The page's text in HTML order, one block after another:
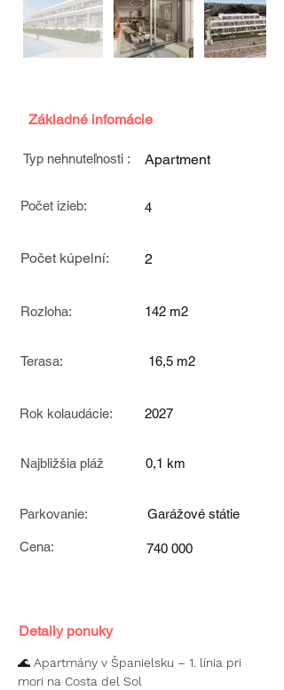
Základné infomácie
Typ nehnuteľnosti :
Počet izieb:
Počet kúpelní:
Rozloha:
Terasa:
Apartment
4
2
142 m2
16,5 m2
Rok kolaudácie: 2027
0,1 km
Najbližšia pláž
Parkovanie:
Cena:
Garážové státie
740 000
Detaily ponuky
🌊 Apartmány v Španielsku – 1. línia pri
mori na Costa del Sol